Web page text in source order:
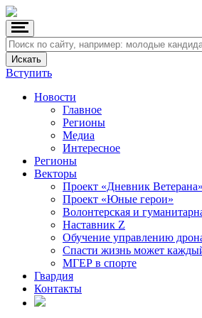
Вступить
Новости
Главное
Регионы
Медиа
Интересное
Регионы
Векторы
Проект «Дневник Ветерана»
Проект «Юные герои»
Волонтерская и
Наставник Z
Обучение управлению
Спасти жизнь может
МГЕР в спорте
Гвардия
Контакты